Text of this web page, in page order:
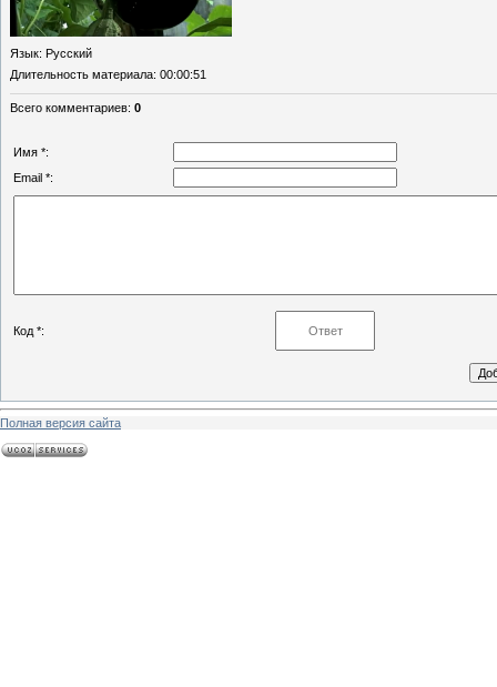
Язык: Русский
Длительность материала: 00:00:51
Всего комментариев: 0
Имя *:
Email *:
Код *:
Полная версия сайта